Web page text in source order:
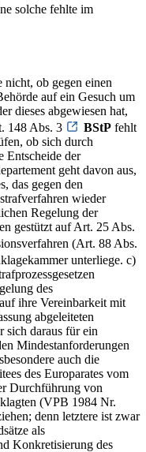
solche fehlte im
nicht, ob gegen einen
auf ein Gesuch um
dieses abgewiesen hat,
148 Abs. 3
BStP fehlt
ob sich durch
Entscheide der
geht davon aus,
das gegen den
wieder
Regelung der
gestützt auf Art. 25 Abs.
(Art. 88 Abs.
unterliege. c)
des
ihre Vereinbarkeit mit
abgeleiteten
sich daraus für ein
Mindestanforderungen
auch die
des Europarates vom
Durchführung von
(VPB 1984 Nr.
denn letztere ist zwar
als
Konkretisierung des